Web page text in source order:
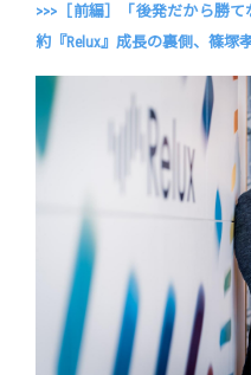
>>>［前編］「後発だから勝
約『Relux』成長の裏側、篠塚